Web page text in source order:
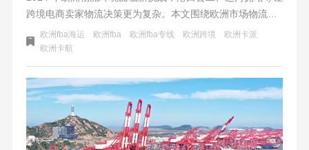
跨境电商卖家物流决策更为复杂。本文围绕欧洲市场物流展
开多方面解析，包括物流现状凸显的欧洲通道复杂性，时效
上卡航与海运的对比，成本效益中价格与隐性成本的考量，
风险评估及管理，还给出按产品特性、业务阶段、季节性等
因素的选择策略，强调无统一标准，要精准匹配需求。
欧洲fba海运 欧洲fba 欧洲fba专线 欧洲跨境
欧洲卡派
欧洲卡航